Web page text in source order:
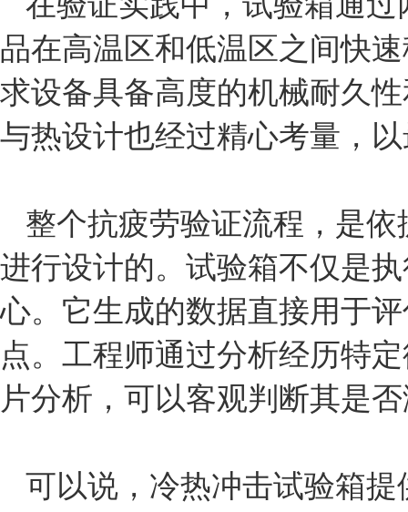
品在高温区和低温区之间快
求设备具备高度的机械耐久
与热设计也经过精心考量，
整个抗疲劳验证流程，是依
进行设计的。试验箱不仅是
心。它生成的数据直接用于
点。工程师通过分析经历特
片分析，可以客观判断其是
可以说，冷热冲击试验箱